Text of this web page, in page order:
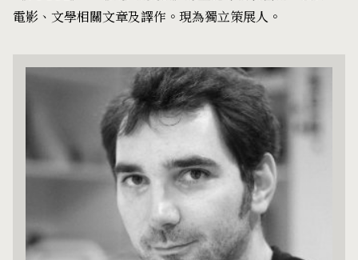
電影、文學相關文章及譯作。現為獨立策展人。